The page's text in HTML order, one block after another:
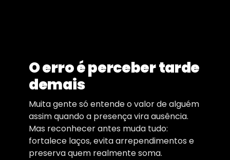
O erro é perceber tarde
demais
Muita gente só entende o valor de alguém
assim quando a presença vira ausência.
Mas reconhecer antes muda tudo:
fortalece laços, evita arrependimentos e
preserva quem realmente soma.